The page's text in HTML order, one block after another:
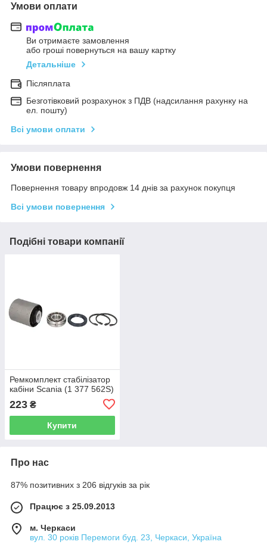
Умови оплати
Ви отримаєте замовлення
або гроші повернуться на вашу картку
Детальніше
Післяплата
Безготівковий розрахунок з ПДВ (надсилання рахунку на
ел. пошту)
Всі умови оплати
Умови повернення
Повернення товару впродовж 14 днів за рахунок покупця
Всі умови повернення
Подібні товари компанії
Ремкомплект стабілізатор
кабіни Scania (1 377 562S)
223 ₴
Купити
Про нас
87% позитивних з 206 відгуків за рік
Працює з 25.09.2013
м. Черкаси
вул. 30 років Перемоги буд. 23, Черкаси, Україна